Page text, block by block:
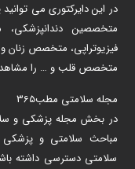
در این دایرکتوری می
متخصصین
فیزیوتراپی، متخصص زنان
متخصص قلب و … را
مجله سلامتی مطب365
مباحث سلامتی و پزشکی
سلامتی دسترسی داشته